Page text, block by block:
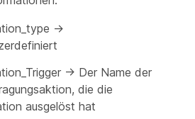
→
→ Der Name der
die die
ausgelöst hat